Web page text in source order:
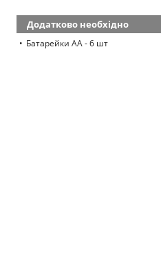
Додатково необхідно
Батарейки АА - 6 шт